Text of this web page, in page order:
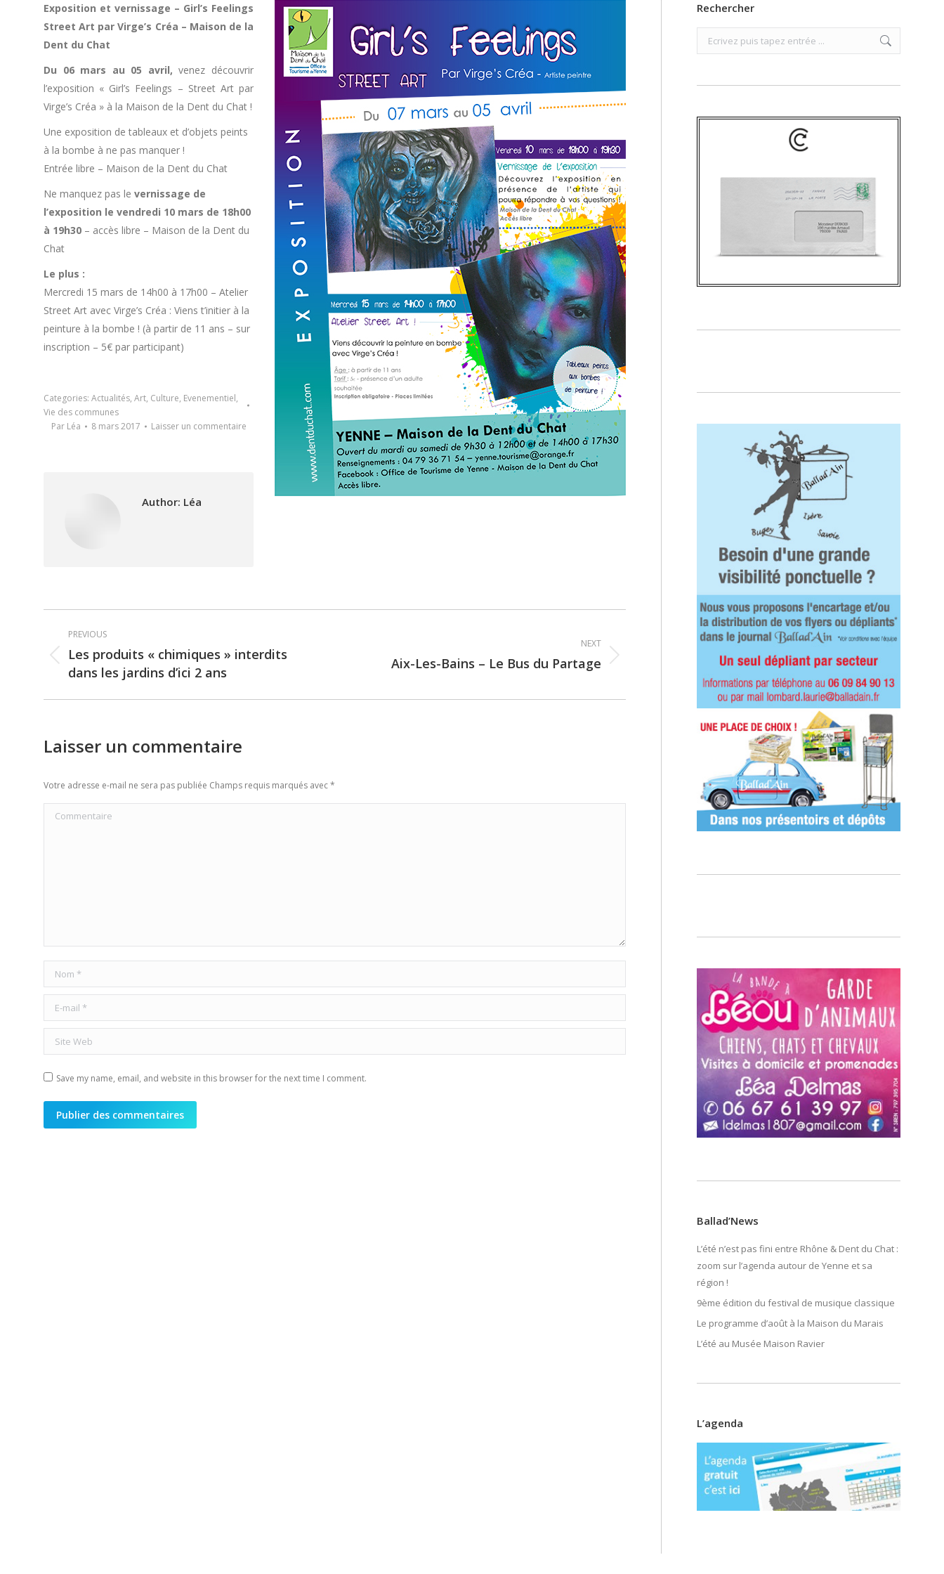
Exposition et vernissage – Girl’s Feelings
Street Art par Virge’s Créa – Maison de la
Dent du Chat
Du 06 mars au 05 avril, venez découvrir
l’exposition « Girl’s Feelings – Street Art par
Virge’s Créa » à la Maison de la Dent du Chat !
Une exposition de tableaux et d’objets peints
à la bombe à ne pas manquer !
Entrée libre – Maison de la Dent du Chat
Ne manquez pas le vernissage de
l’exposition le vendredi 10 mars de 18h00
à 19h30 – accès libre – Maison de la Dent du
Chat
Le plus :
Mercredi 15 mars de 14h00 à 17h00 – Atelier
Street Art avec Virge’s Créa : Viens t’initier à la
peinture à la bombe ! (à partir de 11 ans – sur
inscription – 5€ par participant)
Categories: Actualités, Art, Culture, Evenementiel,
Vie des communes
Par Léa 8 mars 2017 Laisser un commentaire
Author: Léa
Post
navigation
PREVIOUS
Previous
post:
Les produits « chimiques » interdits
dans les jardins d’ici 2 ans
NEXT
Aix-Les-Bains – Le Bus du Partage
Laisser un commentaire
Votre adresse e-mail ne sera pas publiée Champs requis marqués avec*
Commentaire
Nom *
E-mail *
Site Web
Save my name, email, and website in this browser for the next time I comment.
Publier des commentaires
Rechercher
Search:
Ballad’News
L’été n’est pas fini entre Rhône & Dent du Chat :
zoom sur l’agenda autour de Yenne et sa
région !
9ème édition du festival de musique classique
Le programme d’août à la Maison du Marais
L’été au Musée Maison Ravier
L’agenda